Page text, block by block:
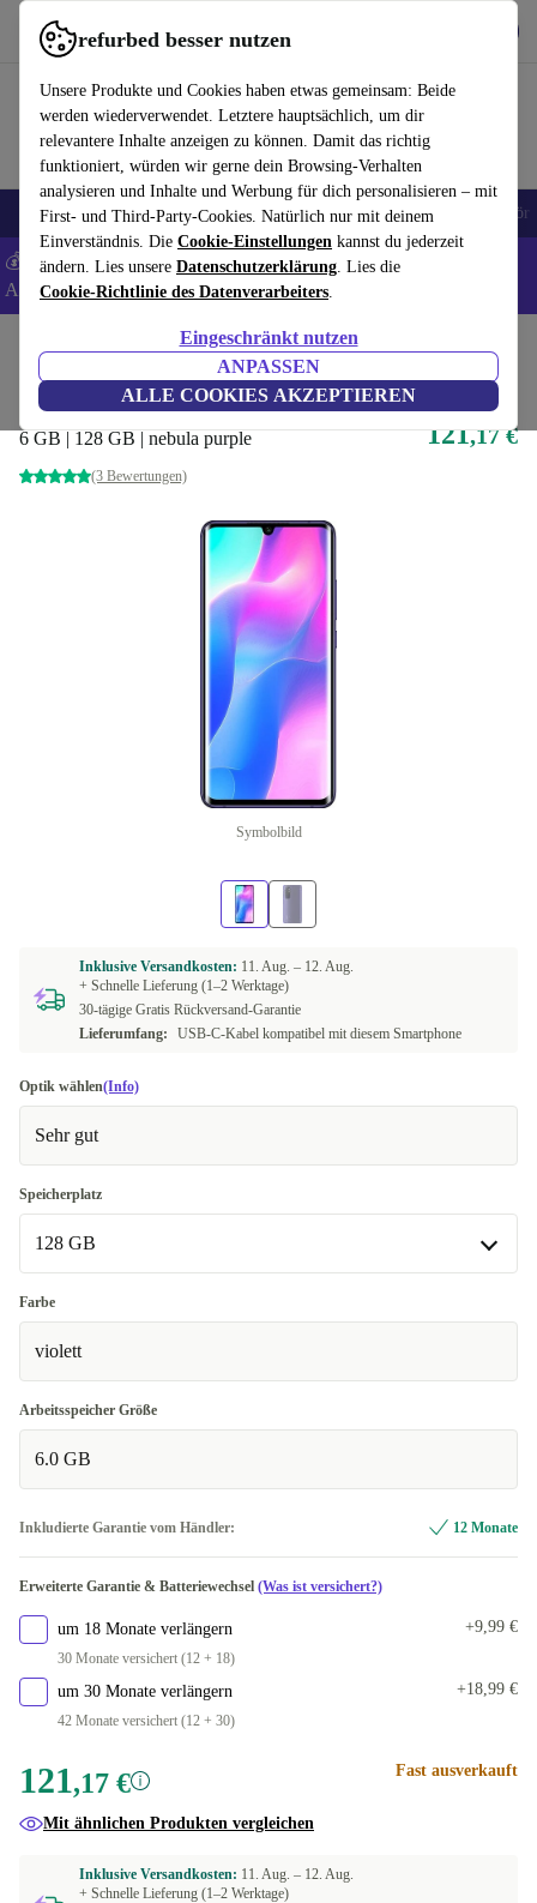
refurbed besser nutzen
Unsere Produkte und Cookies haben etwas gemeinsam: Beide
werden wiederverwendet. Letztere hauptsächlich, um dir
relevantere Inhalte anzeigen zu können. Damit das richtig
funktioniert, würden wir gerne dein Browsing-Verhalten
analysieren und Inhalte und Werbung für dich personalisieren – mit
First- und Third-Party-Cookies. Natürlich nur mit deinem
Einverständnis. Die Cookie-Einstellungen kannst du jederzeit
ändern. Lies unsere Datenschutzerklärung. Lies die
Cookie-Richtlinie des Datenverarbeiters.
Eingeschränkt nutzen
ANPASSEN
ALLE COOKIES AKZEPTIEREN
refurbed schnell und einfach nutzen
🎒 Back to school Handys Laptops Tablets Smartwatches Zubehör
💰 Extra -5% auf Samsung- und Google-Smartphones - Code:
ANDROID5 -AGB
Handys & Smartphones Xiaomi Handys
Xiaomi Mi Note 10 Lite
6 GB | 128 GB | nebula purple
(3 Bewertungen)
121,17 €
Symbolbild
Inklusive Versandkosten: 11. Aug. – 12. Aug.
+ Schnelle Lieferung (1–2 Werktage)
30-tägige Gratis Rückversand-Garantie
Lieferumfang:
USB-C-Kabel kompatibel mit diesem Smartphone
Optik wählen(Info)
Sehr gut
Speicherplatz
128 GB
128 GB
In anderen Kombinationen verfügbar
64 GB
Farbe
violett
Arbeitsspeicher Größe
6.0 GB
Inkludierte Garantie vom Händler: 12 Monate
Erweiterte Garantie & Batteriewechsel (Was ist versichert?)
um 18 Monate verlängern
30 Monate versichert (12 + 18)
+9,99 €
um 30 Monate verlängern
42 Monate versichert (12 + 30)
+18,99 €
121,17 € Fast ausverkauft
Mit ähnlichen Produkten vergleichen
Inklusive Versandkosten: 11. Aug. – 12. Aug.
+ Schnelle Lieferung (1–2 Werktage)